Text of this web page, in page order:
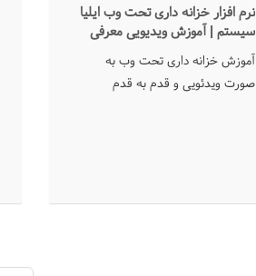
نرم افزار خزانه داری تحت وب ایلیا
سیستم | آموزش ویدیویی معرفی
امکانات نرم افزار
آموزش خزانه داری تحت وب به
صورت ویدئویی و قدم به قدم